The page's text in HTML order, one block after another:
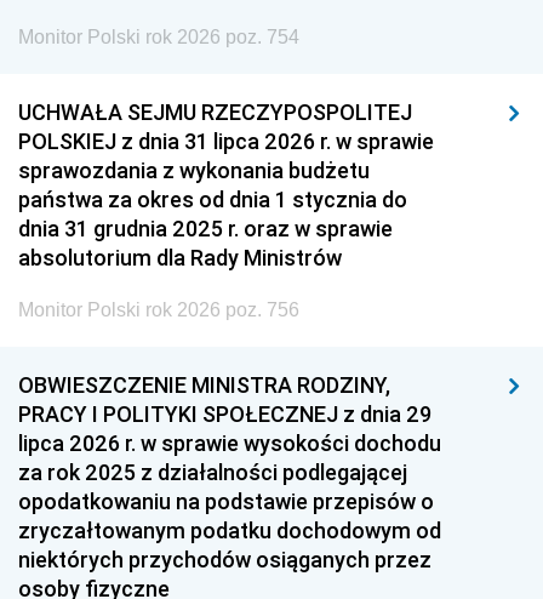
Monitor Polski rok 2026 poz. 754
UCHWAŁA SEJMU RZECZYPOSPOLITEJ
POLSKIEJ z dnia 31 lipca 2026 r. w sprawie
sprawozdania z wykonania budżetu
państwa za okres od dnia 1 stycznia do
dnia 31 grudnia 2025 r. oraz w sprawie
absolutorium dla Rady Ministrów
Monitor Polski rok 2026 poz. 756
OBWIESZCZENIE MINISTRA RODZINY,
PRACY I POLITYKI SPOŁECZNEJ z dnia 29
lipca 2026 r. w sprawie wysokości dochodu
za rok 2025 z działalności podlegającej
opodatkowaniu na podstawie przepisów o
zryczałtowanym podatku dochodowym od
niektórych przychodów osiąganych przez
osoby fizyczne